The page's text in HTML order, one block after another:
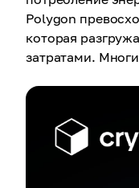
Polygon
которая
затратами.